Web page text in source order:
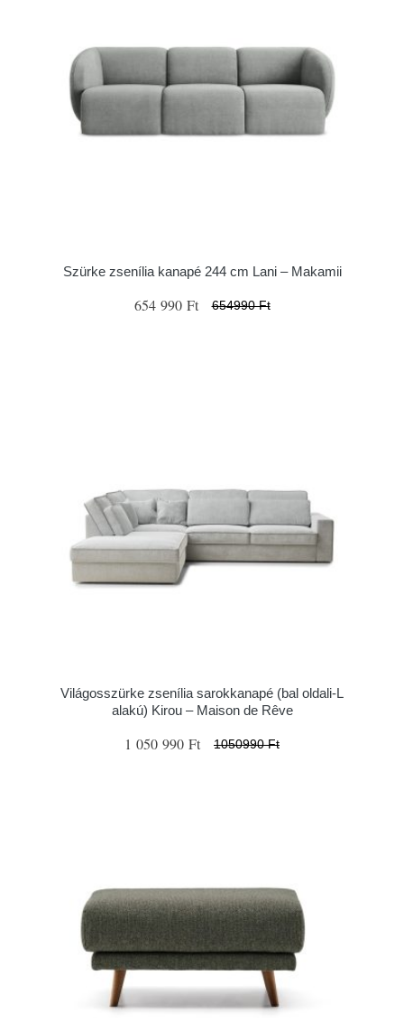
Szürke zsenília kanapé 244 cm Lani – Makamii
654 990 Ft 654990 Ft
Világosszürke zsenília sarokkanapé (bal oldali-L
alakú) Kirou – Maison de Rêve
1 050 990 Ft 1050990 Ft